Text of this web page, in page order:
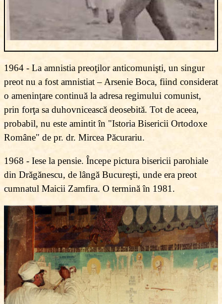
1964 - La amnistia preoţilor anticomunişti, un singur
preot nu a fost amnistiat – Arsenie Boca, fiind considerat
o ameninţare continuă la adresa regimului comunist,
prin forţa sa duhovnicească deosebită. Tot de aceea,
probabil, nu este amintit în "Istoria Bisericii Ortodoxe
Române" de pr. dr. Mircea Păcurariu.
1968 - Iese la pensie. Începe pictura bisericii parohiale
din Drăgănescu, de lângă Bucureşti, unde era preot
cumnatul Maicii Zamfira. O termină în 1981.